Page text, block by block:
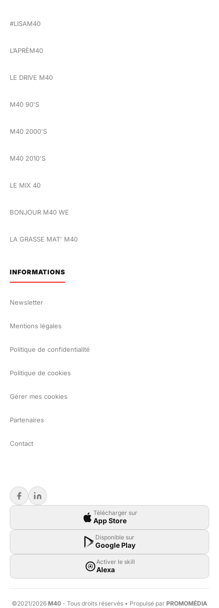
#LISAM40
L’APRÈM40
LE DRIVE M40
M40 90'S
M40 2000'S
M40 2010'S
LE MIX 40
BONJOUR M40 WE
LA GRASSE MAT' M40
INFORMATIONS
Newsletter
Mentions légales
Politique de confidentialité
Politique de cookies
Gérer mes cookies
Partenaires
Contact
Télécharger sur
App Store
Disponible sur
Google Play
Activer le skill
Alexa
©2021/2026 M40 - Tous droits réservés • Propulsé par PROMOMÉDIA